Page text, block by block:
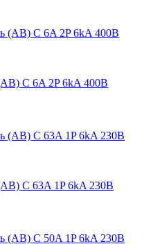
C 6A 2P 6kA 400В
C 63A 1P 6kA 230В